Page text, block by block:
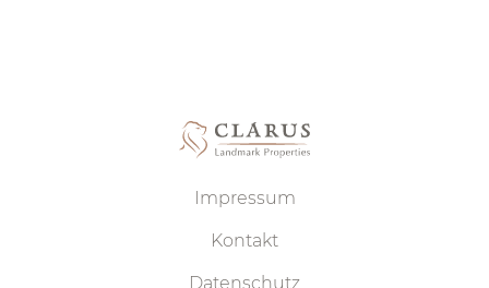
Impressum
Kontakt
Datenschutz